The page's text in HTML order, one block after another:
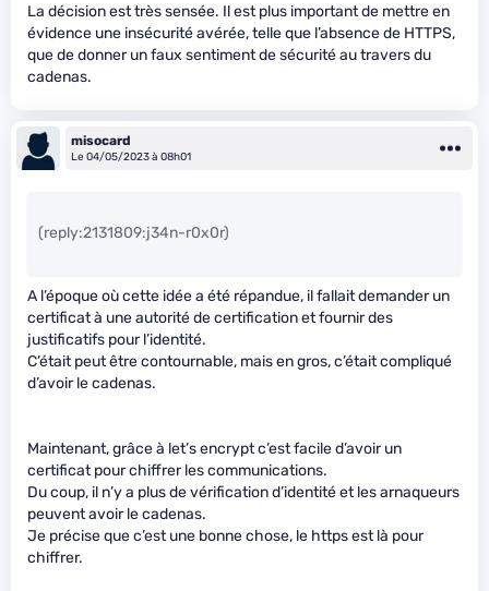
La décision est très sensée. Il est plus important de mettre en
évidence une insécurité avérée, telle que l’absence de HTTPS,
que de donner un faux sentiment de sécurité au travers du
cadenas.
misocard
Le 04/05/2023 à 08h01
(reply:2131809:j34n-r0x0r)
A l’époque où cette idée a été répandue, il fallait demander un
certificat à une autorité de certification et fournir des
justificatifs pour l’identité.
C’était peut être contournable, mais en gros, c’était compliqué
d’avoir le cadenas.
Maintenant, grâce à let’s encrypt c’est facile d’avoir un
certificat pour chiffrer les communications.
Du coup, il n’y a plus de vérification d’identité et les arnaqueurs
peuvent avoir le cadenas.
Je précise que c’est une bonne chose, le https est là pour
chiffrer.